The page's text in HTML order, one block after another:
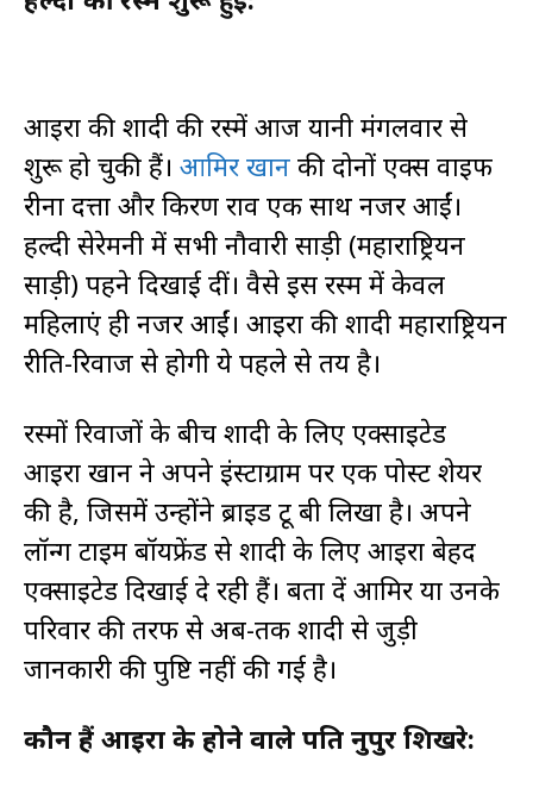
आइरा की शादी की रस्में आज यानी मंगलवार से
शुरू हो चुकी हैं। आमिर खान की दोनों एक्स वाइफ
रीना दत्ता और किरण राव एक साथ नजर आईं।
हल्दी सेरेमनी में सभी नौवारी साड़ी (महाराष्ट्रियन
साड़ी) पहने दिखाई दीं। वैसे इस रस्म में केवल
महिलाएं ही नजर आईं। आइरा की शादी महाराष्ट्रियन
रीति-रिवाज से होगी ये पहले से तय है।
रस्मों रिवाजों के बीच शादी के लिए एक्साइटेड
आइरा खान ने अपने इंस्टाग्राम पर एक पोस्ट शेयर
की है, जिसमें उन्होंने ब्राइड टू बी लिखा है। अपने
लॉन्ग टाइम बॉयफ्रेंड से शादी के लिए आइरा बेहद
एक्साइटेड दिखाई दे रही हैं। बता दें आमिर या उनके
परिवार की तरफ से अब-तक शादी से जुड़ी
जानकारी की पुष्टि नहीं की गई है।
कौन हैं आइरा के होने वाले पति नुपुर शिखरे: